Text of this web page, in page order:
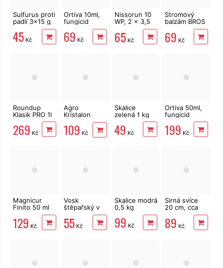
Sulfurus proti
padlí 3x15 g
45 Kč
Ortiva 10ml,
fungicid
69 Kč
Nissorun 10
WP, 2 x 3,5
g, fungicid -
SVILUŠKA
65Kč
Stromový
balzám BROS
k ošetření
ran dřevin
350 g
69 Kč
Roundup
Klasik PRO 1l
269 Kč
Agro
Kristalon
hnojivo plod
a květ 0,5 kg
109 Kč
Skalice
zelená 1 kg
49 Kč
Ortiva 50ml,
fungicid
199 Kč
Magnicur
Finito 50 ml
(INFINITO)
129 Kč
Vosk
štěpařský v
kelímku 150 g
55Kč
Skalice modrá
0,5 kg
99 Kč
Sirná svíce
20 cm, cca
89 Kč